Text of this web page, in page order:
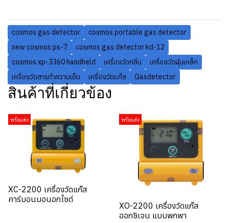
cosmos gas detector
cosmos portable gas detector
new cosmos ps-7
cosmos gas detector kd-12
cosmos xp-3360 handheld
เครื่องวัดกลิ่น
เครื่องวัดฝุ่นเหล็ก
เครื่องวัดสารทำความเย็น
เครื่องวัดแก๊ส Gasdetector
สินค้าที่เกี่ยวข้อง
พร้อมส่ง
XC-2200 เครื่องวัดแก๊ส
คาร์บอนมอนอกไซด์
พร้อมส่ง
XO-2200 เครื่องวัดแก๊ส
ออกซิเจน แบบพกพา